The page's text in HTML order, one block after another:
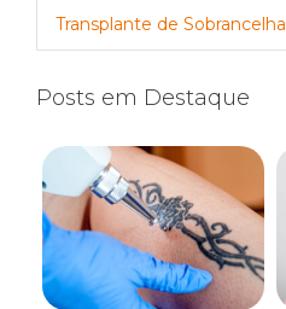
Transplante de Sobrancelha
Posts em Destaque